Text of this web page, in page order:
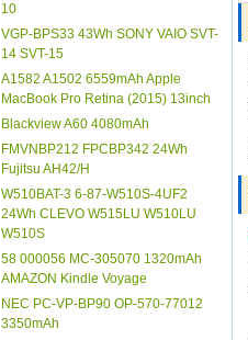
10
VGP-BPS33 43Wh SONY VAIO SVT-
14 SVT-15
A1582 A1502 6559mAh Apple
MacBook Pro Retina (2015) 13inch
Blackview A60 4080mAh
FMVNBP212 FPCBP342 24Wh
Fujitsu AH42/H
W510BAT-3 6-87-W510S-4UF2
24Wh CLEVO W515LU W510LU
W510S
58 000056 MC-305070 1320mAh
AMAZON Kindle Voyage
NEC PC-VP-BP90 OP-570-77012
3350mAh